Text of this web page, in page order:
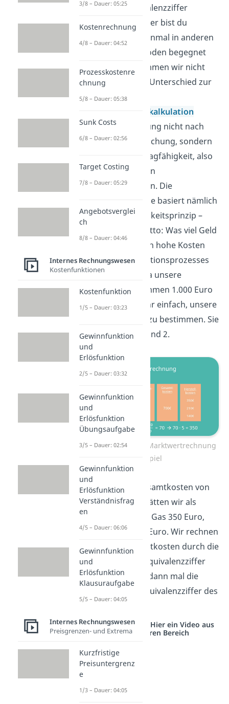
uns mit der Äquivalenzziffer
beschäftigen. Dieser bist du
bestimmt schon einmal in anderen
Kalkulationsmethoden begegnet
und auch hier kommen wir nicht
darum herum. Im Unterschied zur
allgemeinen
Äquivalenzziffernkalkulation
erfolgt die Verteilung nicht nach
der Kostenverursachung, sondern
nach der Kostentragfähigkeit, also
nach den jeweiligen
Deckungsbeiträgen. Die
Marktwertmethode basiert nämlich
auf dem Tragfähigkeitsprinzip –
also nach dem Motto: Was viel Geld
wert ist, sollte auch hohe Kosten
des Kuppelproduktionsprozesses
tragen können! Da unsere
Marktwerte zusammen 1.000 Euro
ergeben, ist es sehr einfach, unsere
Äquivalenzziffern zu bestimmen. Sie
sind einfach: 5, 3 und 2.
Kuppelkalkulation: Marktwertrechnung
Beispiel
Wenn wir jetzt Gesamtkosten von
700 Euro haben, hätten wir als
Herstellkosten für Gas 350 Euro,
210 Euro und 140 Euro. Wir rechnen
einfach die Gesamtkosten durch die
Summe unserer Äquivalenzziffer
und das Ergebnis dann mal die
entsprechende Äquivalenzziffer des
Produkts.
Studyflix vernetzt: Hier ein Video aus
einem anderen Bereich
3/8 – Dauer: 05:25
Kostenrechnung
4/8 – Dauer: 04:52
Prozesskostenre
chnung
5/8 – Dauer: 05:38
Sunk Costs
6/8 – Dauer: 02:56
Target Costing
7/8 – Dauer: 05:29
Angebotsverglei
ch
8/8 – Dauer: 04:46
Internes Rechnungswesen
Kostenfunktionen
Kostenfunktion
1/5 – Dauer: 03:23
Gewinnfunktion
und
Erlösfunktion
2/5 – Dauer: 03:32
Gewinnfunktion
und
Erlösfunktion
Übungsaufgabe
3/5 – Dauer: 02:54
Gewinnfunktion
und
Erlösfunktion
Verständnisfrag
en
4/5 – Dauer: 06:06
Gewinnfunktion
und
Erlösfunktion
Klausuraufgabe
5/5 – Dauer: 04:05
Internes Rechnungswesen
Preisgrenzen- und Extrema
Kurzfristige
Preisuntergrenz
e
1/3 – Dauer: 04:05